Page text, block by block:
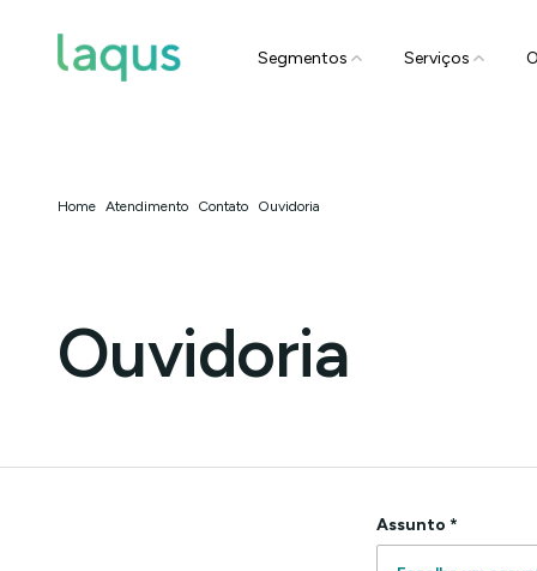
Segmentos Serviços
Home Atendimento Contato Ouvidoria
Ouvidoria
Assunto *